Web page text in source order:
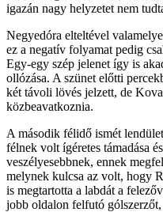
igazán nagy helyzetet nem
Negyedóra elteltével
ez a negatív folyamat pedig
Egy-egy szép jelenet így is
ollózása. A szünet előtti
két távoli lövés jelzett, de
közbeavatkoznia.
A második félidő ismét
félnek volt ígéretes támadása
veszélyesebbnek, ennek
melynek kulcsa az volt, hogy
is megtartotta a labdát a
jobb oldalon felfutó